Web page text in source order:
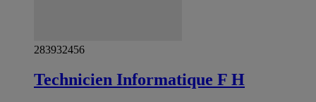
283932456
Technicien Informatique F H